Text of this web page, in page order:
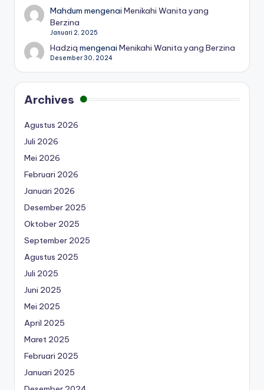
Mahdum mengenaiMenikahi Wanita yang
Berzina
Januari 2, 2025
Hadziq mengenaiMenikahi Wanita yang Berzina
Desember 30, 2024
Archives
Agustus 2026
Juli 2026
Mei 2026
Februari 2026
Januari 2026
Desember 2025
Oktober 2025
September 2025
Agustus 2025
Juli 2025
Juni 2025
Mei 2025
April 2025
Maret 2025
Februari 2025
Januari 2025